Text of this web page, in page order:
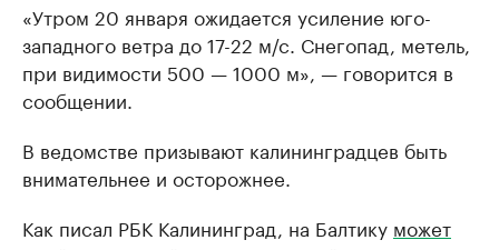
«Утром 20 января ожидается усиление юго-
западного ветра до 17-22 м/с. Снегопад, метель,
при видимости 500 — 1000 м», — говорится в
сообщении.
В ведомстве призывают калининградцев быть
внимательнее и осторожнее.
Как писал РБК Калининград, на Балтику может